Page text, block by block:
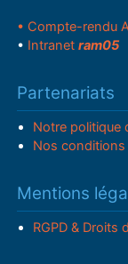
• Compte-rendu
• Intranetram05
Partenariats
Notre politique
Nos conditions
Mentions
RGPD & Droits